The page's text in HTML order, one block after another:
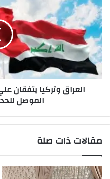
وتركيا
يتفقان
علي
مد
خط
السكة
الحديد
من
الموصلالعراق وتركيا يتفقان
الموصل
مقالات ذات صلة